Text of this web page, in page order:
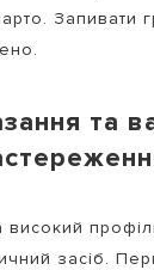
Запивати
та
засіб.